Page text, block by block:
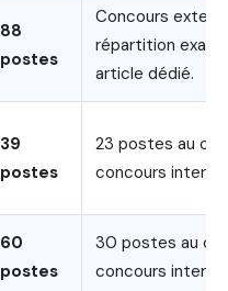
88
postes
Concours
répartition
article dédié.
39
postes
23 postes au
concours interne.
60
postes
30 postes au
concours interne.